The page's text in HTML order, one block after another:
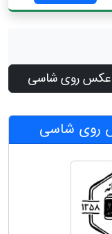
عکس روی شاسی
روی شاسی